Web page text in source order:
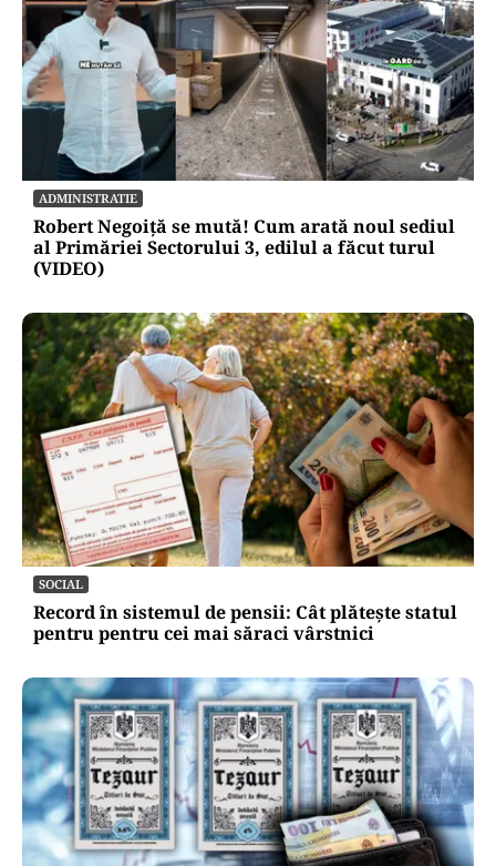
ADMINISTRATIE
Robert Negoiță se mută! Cum arată noul sediul
al Primăriei Sectorului 3, edilul a făcut turul
(VIDEO)
SOCIAL
Record în sistemul de pensii: Cât plătește statul
pentru pentru cei mai săraci vârstnici